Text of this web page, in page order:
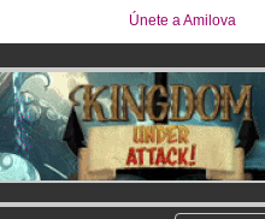
Únete a Amilova